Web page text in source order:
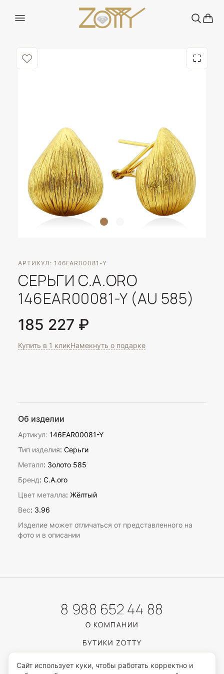
АРТИКУЛ: 146EAR00081-Y
СЕРЬГИ C.A.ORO
146EAR00081-Y (AU 585)
185 227 ₽
Купить в 1 кликНамекнуть о подарке
Об изделии
Артикул: 146EAR00081-Y
Тип изделия: Серьги
Металл: Золото 585
Бренд: C.A.oro
Цвет металла: Жёлтый
Вес: 3.96
Изделие может отличаться от представленного на
фото и в описании
8 988 652 44 88
О КОМПАНИИ
БУТИКИ ZOTTY
КАТАЛОГ
Сайт использует куки, чтобы работать корректно и